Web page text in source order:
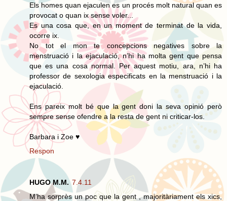
Els homes quan ejaculen es un procés molt natural quan es
provocat o quan ix sense voler...
Es una cosa que, en un moment de terminat de la vida,
ocorre ix.
No tot el mon te concepcions negatives sobre la
menstruació i la ejaculació, n’hi ha molta gent que pensa
que es una cosa normal. Per aquest motiu, ara, n’hi ha
professor de sexologia especificats en la menstruació i la
ejaculació.
Ens pareix molt bé que la gent doni la seva opinió però
sempre sense ofendre a la resta de gent ni criticar-los.
Barbara i Zoe ♥
Respon
HUGO M.M. 7.4.11
M’ha sorprès un poc que la gent , majoritàriament els xics,